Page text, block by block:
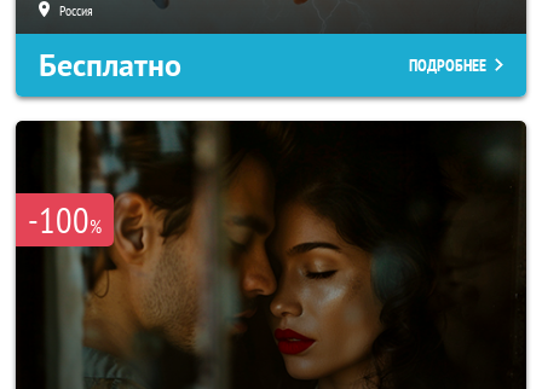
Россия
Бесплатно ПОДРОБНЕЕ
-100%